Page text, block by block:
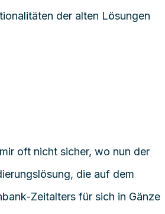
der alten Lösungen
oft nicht sicher, wo nun der
die auf dem
Zeitalters für sich in Gänze